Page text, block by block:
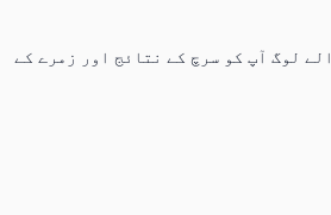
لوگ آپ کو سرچ کے نتائج اور زمرے کے